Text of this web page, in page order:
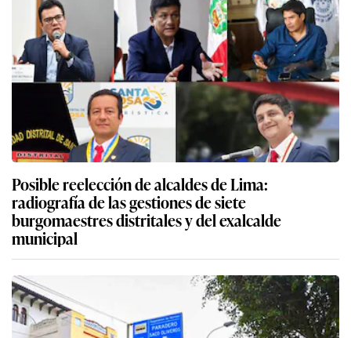
Posible reelección de alcaldes de Lima:
radiografía de las gestiones de siete
burgomaestres distritales y del exalcalde
municipal